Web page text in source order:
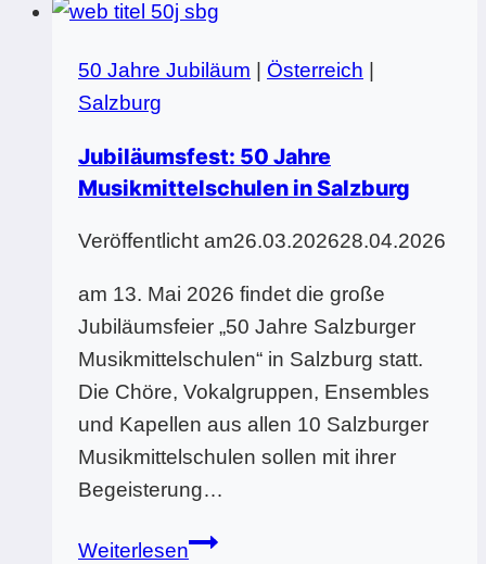
23.6.2023
50 Jahre Jubiläum Österreich
Salzburg
Jubiläumsfest: 50 Jahre
Musikmittelschulen in Salzburg
Veröffentlicht am26.03.202628.04.2026
am 13. Mai 2026 findet die große
Jubiläumsfeier „50 Jahre Salzburger
Musikmittelschulen“ in Salzburg statt.
Die Chöre, Vokalgruppen, Ensembles
und Kapellen aus allen 10 Salzburger
Musikmittelschulen sollen mit ihrer
Begeisterung…
WeiterlesenJubiläumsfest: